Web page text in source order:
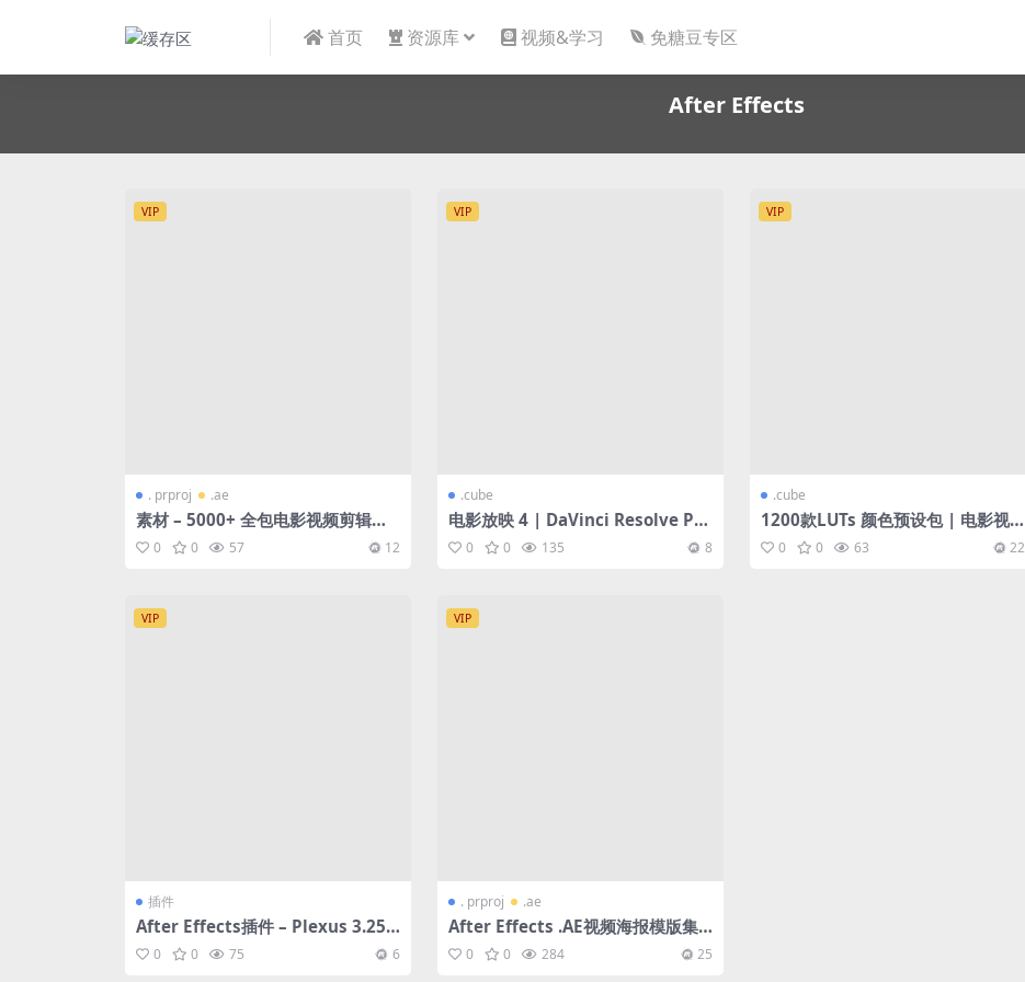
首页 资源库 视频&学习 免糖豆专区
After Effects
VIP
. prproj .ae
素材 – 5000+ 全包电影视频剪辑豪
华套装【21.2GB】
0 0 57 12
VIP
.cube
电影放映 4 | DaVinci Resolve Po
werGrade + LUT【含中文字幕教
程】
0 0 135 8
VIP
.cube
1200款LUTs 颜色预设包 | 电影视
觉 0 0 63 22
VIP
插件
After Effects插件 – Plexus 3.25
windows版本 几何粒子渲染插件 破
解版
0 0 75 6
VIP
. prproj .ae
After Effects .AE视频海报模版集
合v1
0 0 284 25